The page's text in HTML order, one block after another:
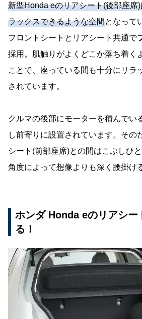
新型Honda eのリアシート(後部座席
ラックスできるような空間となって
フロントシートとリアシート共通で
採用。肌触りがよくどこか落ち着く
ことで、座っている間も十分にリラ
されています。
クルマの後部にモーターを積んでい
し前寄りに設置されています。その
シート(前部座席)との間はこぶしひ
角度によって想像よりも深く腰掛け
ホンダ Honda eのリアシー
る！